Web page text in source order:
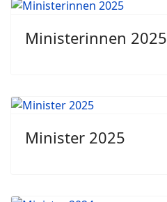
Ministerinnen 2025
Minister 2025